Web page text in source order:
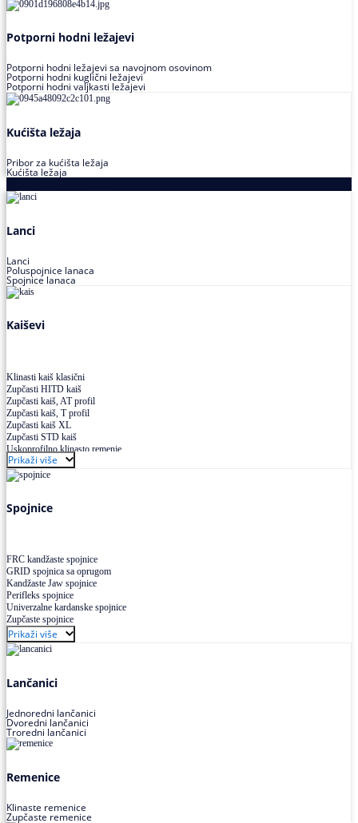
Potporni hodni ležajevi
Potporni hodni ležajevi sa navojnom osovinom
Potporni hodni kuglični ležajevi
Potporni hodni valjkasti ležajevi
Kućišta ležaja
Pribor za kućišta ležaja
Kućišta ležaja
Lanci
Lanci
Poluspojnice lanaca
Spojnice lanaca
Kaiševi
Klinasti kaiš klasični
Zupčasti HITD kaiš
Zupčasti kaiš, AT profil
Zupčasti kaiš, T profil
Zupčasti kaiš XL
Zupčasti STD kaiš
Uskoprofilno klinasto remenje
Uskoprofilno klinasto remenje spojeno
Uskoprofilno klinasto remenje XP extra power
Višekanalno remenje PJ,PK
Prikaži više
Spojnice
FRC kandžaste spojnice
GRID spojnica sa oprugom
Kandžaste Jaw spojnice
Perifleks spojnice
Univerzalne kardanske spojnice
Zupčaste spojnice
Prikaži više
Lančanici
Jednoredni lančanici
Dvoredni lančanici
Troredni lančanici
Remenice
Klinaste remenice
Zupčaste remenice